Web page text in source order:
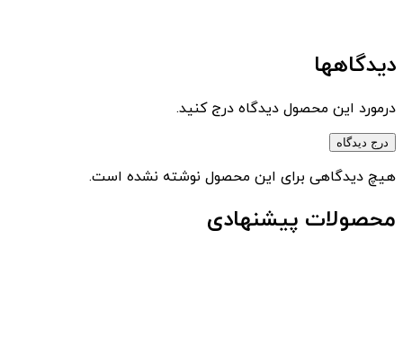
دیدگاهها
درمورد این محصول دیدگاه درج کنید.
درج دیدگاه
هیچ دیدگاهی برای این محصول نوشته نشده است.
محصولات پیشنهادی